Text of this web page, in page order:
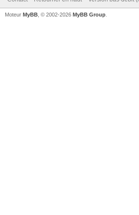
Moteur MyBB , © 2002-2026 MyBB Group